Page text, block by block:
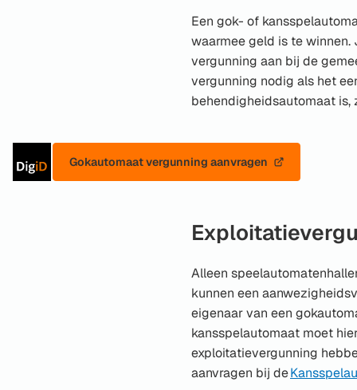
Een gok- of
waarmee geld is te winnen.
vergunning aan bij de
vergunning nodig als het
behendigheidsautomaat is,
met
Gokautomaat vergunning aanvragen
(Verwijst
Alleen
kunnen een
eigenaar van een
kansspelautomaat moet
exploitatievergunning
aanvragen bij de